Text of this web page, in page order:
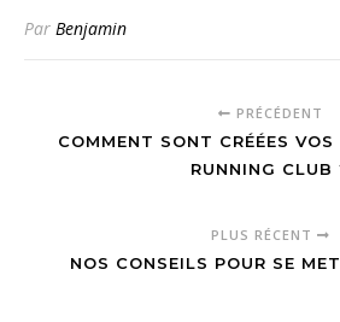
Par Benjamin
PRÉCÉDENT
COMMENT SONT CRÉÉES
RUNNING CLUB
PLUS RÉCENT
NOS CONSEILS POUR SE